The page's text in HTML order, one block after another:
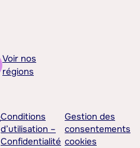
Voir nos
régions
Conditions
d’utilisation –
Confidentialité
Gestion des
consentements
cookies